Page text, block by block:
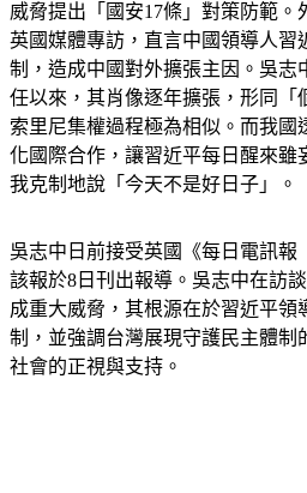
英國媒體專訪，直言中國領導人習
制，造成中國對外擴張主因。吳志
任以來，其肖像逐年擴張，形同「
索里尼集權過程極為相似。而我國
化國際合作，讓習近平每日醒來雖
我克制地說「今天不是好日子」。
該報於8日刊出報導。吳志中在訪
成重大威脅，其根源在於習近平領
制，並強調台灣展現守護民主體制
社會的正視與支持。